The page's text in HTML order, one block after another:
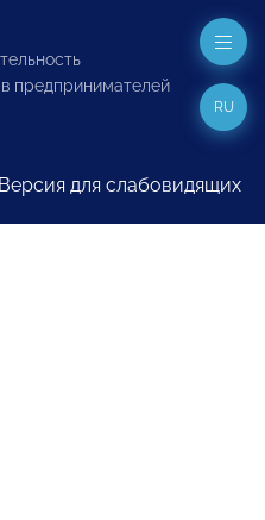
предпринимателей
Версия для слабовидящих
RU